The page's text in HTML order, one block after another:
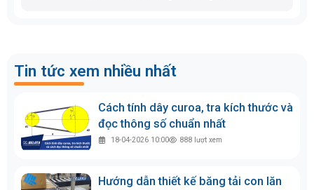
Tin tức xem nhiều nhất
Cách tính dây curoa, tra kích thước và
đọc thông số chuẩn nhất
18-04-2026 10:00 888 lượt xem
Hướng dẫn thiết kế băng tải con lăn